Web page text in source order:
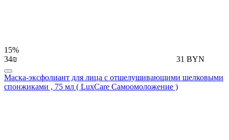
15%
34₪
31 BYN
Маска-эксфолиант для лица с отшелушивающими шелковыми
спонжиками , 75 мл ( LuxCare Самоомоложение )